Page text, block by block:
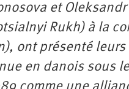
et
Rukh) à la
ont présenté
en danois sous